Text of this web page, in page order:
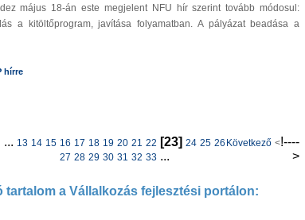
május 18-án este megjelent NFU hír szerint tovább módosul:
a kitöltőprogram, javítása folyamatban. A pályázat beadása a
hírre
... 13 14 15 16 17 18 19 20 21 22 [23] 24 25 26
27 28 29 30 31 32 33...
Következő <!----
>
tartalom a Vállalkozás fejlesztési portálon: